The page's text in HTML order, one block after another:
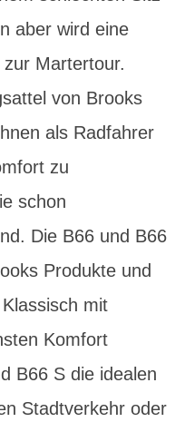
aber wird eine
Martertour.
von Brooks
als Radfahrer
zu
schon
Die B66 und B66
Produkte und
mit
Komfort
B66 S die idealen
Stadtverkehr oder